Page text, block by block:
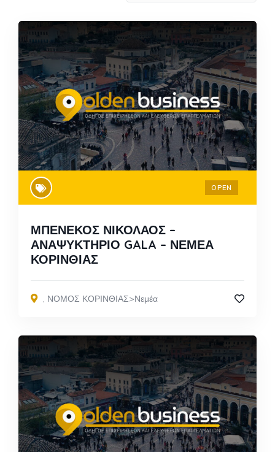
OPEN
ΜΠΕΝΕΚΟΣ ΝΙΚΟΛΑΟΣ –
ΑΝΑΨΥΚΤΗΡΙΟ GALA – ΝΕΜΕΑ
ΚΟΡΙΝΘΙΑΣ
, ΝΟΜΟΣ ΚΟΡΙΝΘΙΑΣ>Νεμέα